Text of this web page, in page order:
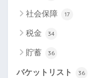
社会保障 17
税金 34
貯蓄 36
バケットリスト 36